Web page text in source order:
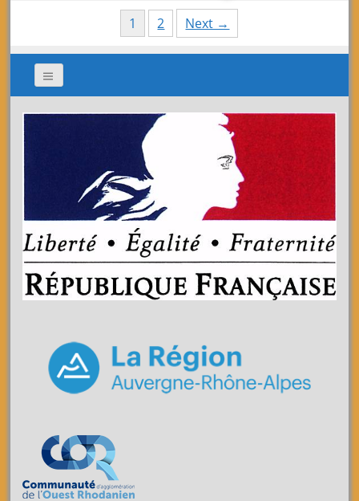
navigation
1 2 Next →